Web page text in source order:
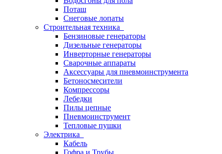
Поташ
Снеговые лопаты
Строительная техника
Бензиновые генераторы
Дизельные генераторы
Инверторные генераторы
Сварочные аппараты
Аксессуары для пневмоинструмента
Бетоносмесители
Компрессоры
Лебедки
Пилы цепные
Пневмоинструмент
Тепловые пушки
Электрика
Кабель
Гофра и Трубы